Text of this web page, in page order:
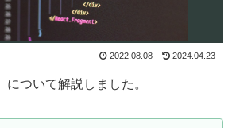
2022.08.08 2024.04.23
について解説しました。